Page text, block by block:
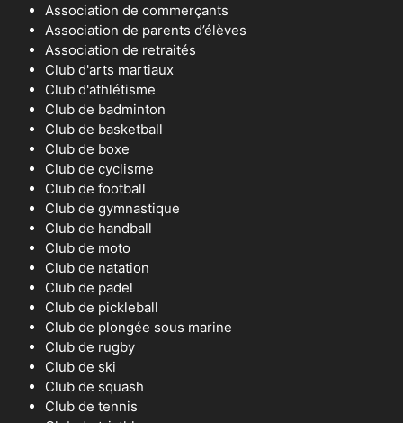
Association de commerçants
Association de parents d’élèves
Association de retraités
Club d'arts martiaux
Club d'athlétisme
Club de badminton
Club de basketball
Club de boxe
Club de cyclisme
Club de football
Club de gymnastique
Club de handball
Club de moto
Club de natation
Club de padel
Club de pickleball
Club de plongée sous marine
Club de rugby
Club de ski
Club de squash
Club de tennis